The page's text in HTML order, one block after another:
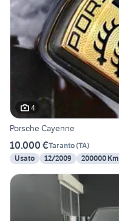
4
Porsche Cayenne
10.000 €Taranto(TA)
Usato
12/2009 200000 Km